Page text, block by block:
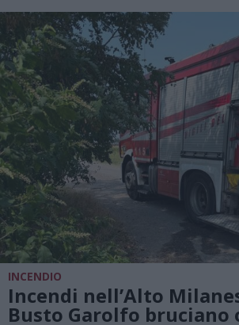
INCENDIO
Incendi nell’Alto
Busto Garolfo bruciano